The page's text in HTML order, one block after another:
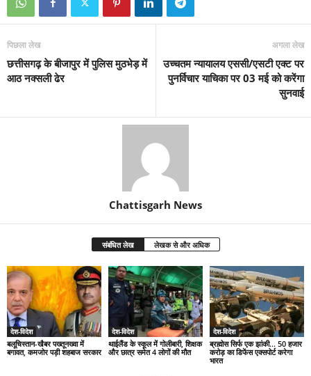
पिछला लेख
छत्तीसगढ़ के बीजापुर में पुलिस मुठभेड़ में
आठ नक्सली ढेर
अगला लेख
उच्चतम न्यायालय एससी/एसटी एक्ट पर
पुनर्विचार याचिका पर 03 मई को करेंगा
सुनवाई
Chattisgarh News
संबंधित लेख लेखक से और अधिक
देश-विदेश
बलूचिस्तान-खैबर पख्तूनख्वा में
बगावत, कमजोर पड़ी शहबाज सरकार
देश-विदेश
थाईलैंड के स्कूल में गोलीबारी, शिक्षक
और छात्र समेत 4 लोगों की मौत
देश-विदेश
ब्रह्मोस सिर्फ एक झांकी… 50 हजार
करोड़ का डिफेंस एक्सपोर्ट करेगा
भारत